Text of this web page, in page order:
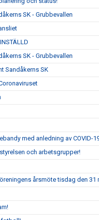
SK - Grubbevallen
SK - Grubbevallen
Sandåkerns SK
med anledning av COVID-
och arbetsgrupper!
årsmöte tisdag den 31